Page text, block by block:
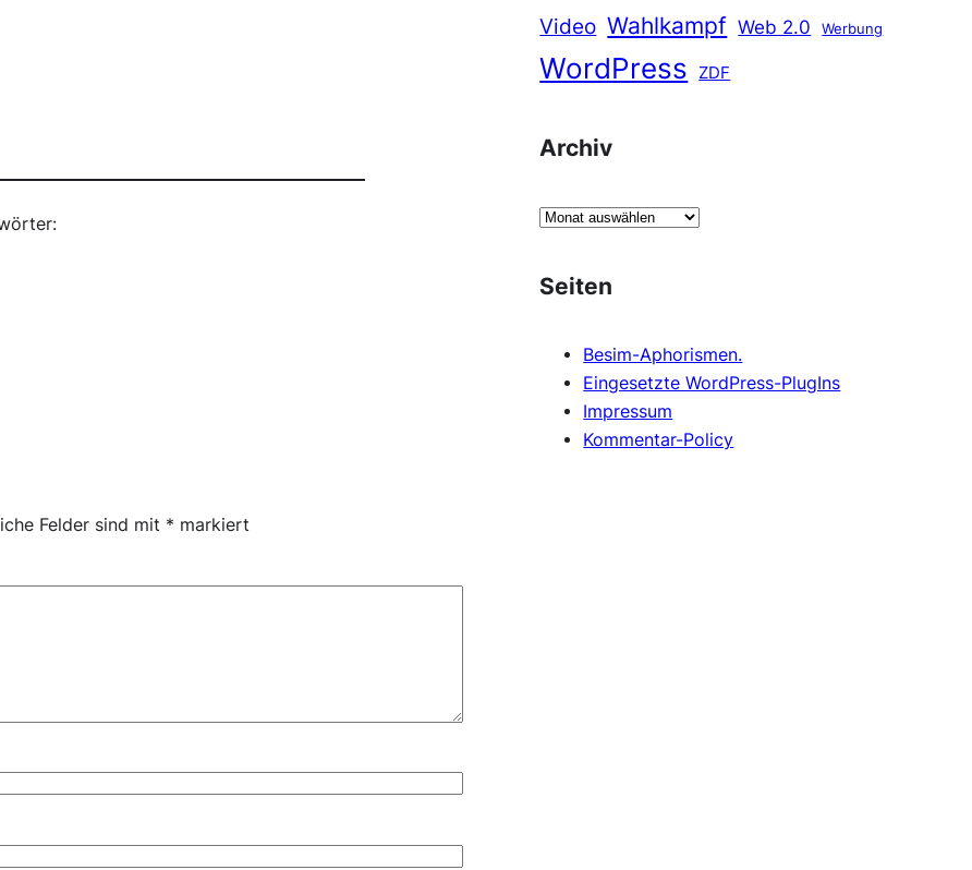
Felder sind mit * markiert
Video Wahlkampf Web 2.0 Werbung
WordPress ZDF
Archiv
A
h
Seiten
Besim-Aphorismen.
Eingesetzte WordPress-PlugIns
Impressum
Kommentar-Policy